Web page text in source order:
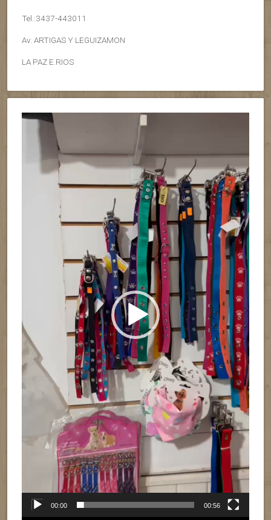
Tel.:3437-443011
Av. ARTIGAS Y LEGUIZAMON
LA PAZ E.RIOS
Reproductor
00:00 00:56